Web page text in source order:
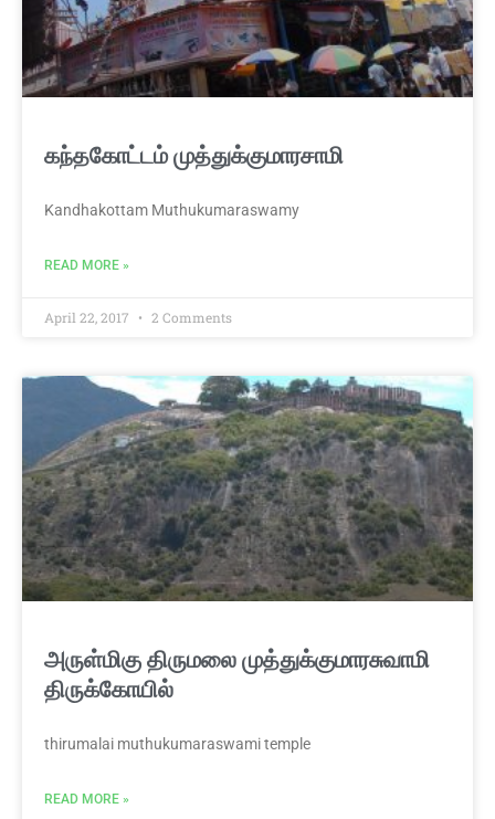
கந்தகோட்டம் முத்துக்குமாரசாமி
Kandhakottam Muthukumaraswamy
READ MORE »
April 22, 2017 2 Comments
அருள்மிகு திருமலை முத்துக்குமாரசுவாமி
திருக்கோயில்
thirumalai muthukumaraswami temple
READ MORE »